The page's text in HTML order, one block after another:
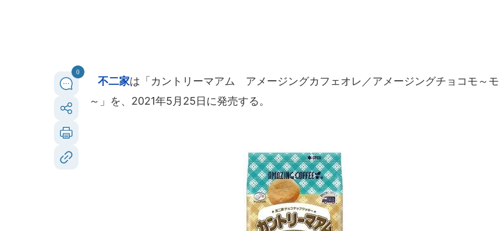
0
不二家は「カントリーマアム アメージングカフェオレ／アメージングチョコモ～モ
～」を、2021年5月25日に発売する。